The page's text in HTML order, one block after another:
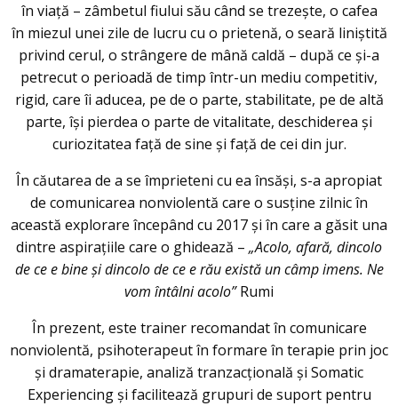
în viață – zâmbetul fiului său când se trezește, o cafea
în miezul unei zile de lucru cu o prietenă, o seară liniștită
privind cerul, o strângere de mână caldă – după ce și-a
petrecut o perioadă de timp într-un mediu competitiv,
rigid, care îi aducea, pe de o parte, stabilitate, pe de altă
parte, își pierdea o parte de vitalitate, deschiderea și
curiozitatea față de sine și față de cei din jur.
În căutarea de a se împrieteni cu ea însăși, s-a apropiat
de comunicarea nonviolentă care o susține zilnic în
această explorare începând cu 2017 și în care a găsit una
dintre aspirațiile care o ghidează – „Acolo, afară, dincolo
de ce e bine și dincolo de ce e rău există un câmp imens. Ne
vom întâlni acolo”Rumi
În prezent, este trainer recomandat în comunicare
nonviolentă, psihoterapeut în formare în terapie prin joc
și dramaterapie, analiză tranzacțională și Somatic
Experiencing și facilitează grupuri de suport pentru